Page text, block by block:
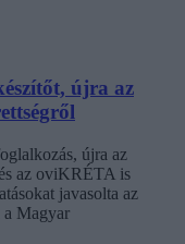
újra az
újra az
az oviKRÉTA is
javasolta az
a Magyar